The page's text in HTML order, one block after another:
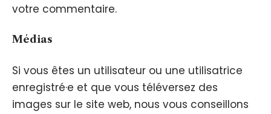
votre commentaire.
Médias
Si vous êtes un utilisateur ou une utilisatrice
enregistré·e et que vous téléversez des
images sur le site web, nous vous conseillons